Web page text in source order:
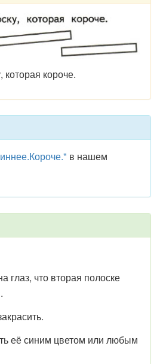
которая короче.
в нашем
глаз, что вторая полоске
её синим цветом или любым